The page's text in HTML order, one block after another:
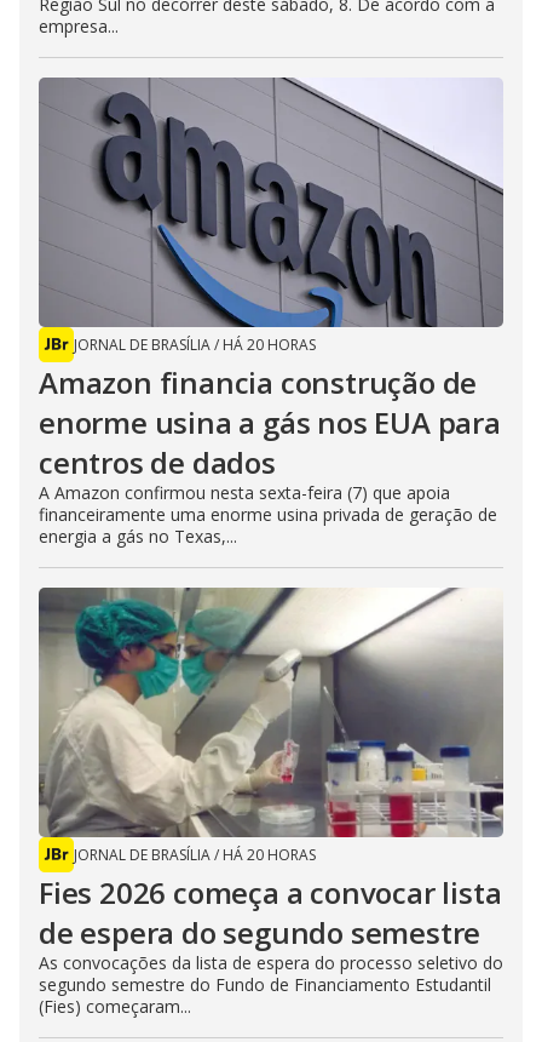
empresa...
JORNAL DE BRASÍLIA/ HÁ 20 HORAS
Amazon financia construção de
enorme usina a gás nos EUA para
centros de dados
A Amazon confirmou nesta sexta-feira (7) que apoia
financeiramente uma enorme usina privada de geração de
energia a gás no Texas,...
JORNAL DE BRASÍLIA/ HÁ 20 HORAS
Fies 2026 começa a convocar lista
de espera do segundo semestre
As convocações da lista de espera do processo seletivo do
segundo semestre do Fundo de Financiamento Estudantil
(Fies) começaram...